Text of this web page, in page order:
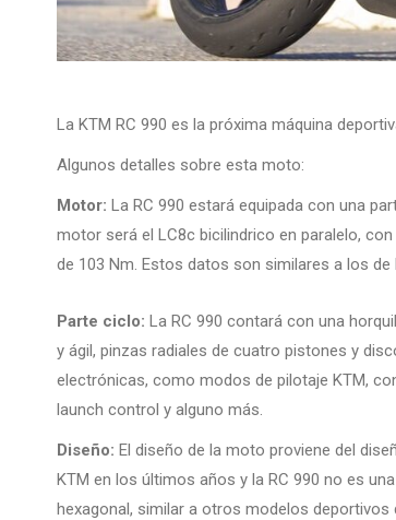
La KTM RC 990 es la próxima máquina
Algunos detalles sobre esta moto:
Motor: La RC 990 estará equipada con una
motor será el LC8c bicilindrico en paralelo,
de 103 Nm. Estos datos son similares a los de
Parte ciclo: La RC 990 contará con una
y ágil, pinzas radiales de cuatro pistones y
electrónicas, como modos de pilotaje KTM,
launch control y alguno más.
Diseño: El diseño de la moto proviene del
KTM en los últimos años y la RC 990 no es
hexagonal, similar a otros modelos deportivos